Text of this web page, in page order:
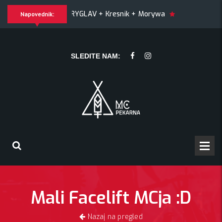
Napovednik:
+ Kresnik + Morywa
YAWNING MAN (US), Hrmülja
MAN (US), Hrmülja (HR), A Gram trip (HR)
SLEDITE NAM:
Mali Facelift MCja :D
Nazaj na pregled